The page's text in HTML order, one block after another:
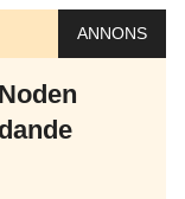
ANNONS